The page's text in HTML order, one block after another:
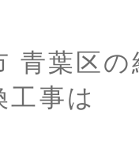
青葉区の
工事は